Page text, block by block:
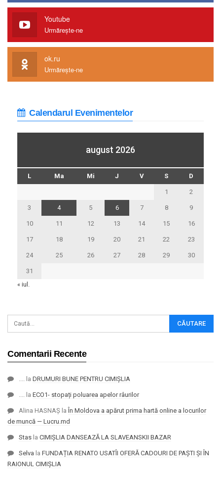
Youtube
Urmărește-ne
ok.ru
Urmărește-ne
Calendarul Evenimentelor
august 2026
L Ma Mi J V S D
1 2
3 4 5 6 7 8 9
10 11 12 13 14 15 16
17 18 19 20 21 22 23
24 25 26 27 28 29 30
31
« iul.
Comentarii Recente
la DRUMURI BUNE PENTRU CIMIȘLIA
la ECO1- stopați poluarea apelor râurilor
Alina HASNAȘ laÎn Moldova a apărut prima hartă online a locurilor
de muncă — Lucru.md
Stas la CIMIȘLIA DANSEAZĂ LA SLAVEANSKII BAZAR
Selva la FUNDAȚIA RENATO USATÎI OFERĂ CADOURI DE PAȘTI ȘI ÎN
RAIONUL CIMIȘLIA